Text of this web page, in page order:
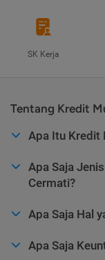
SK Kerja
Tentang Kredit
Apa Itu Kredit
Apa Saja
Cermati?
Apa Saja Hal
Apa Saja